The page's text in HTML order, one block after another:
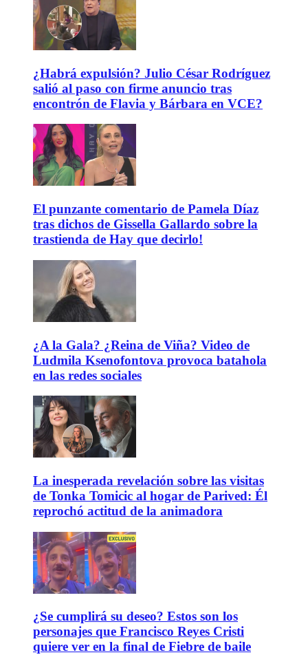
¿Habrá expulsión? Julio César Rodríguez
salió al paso con firme anuncio tras
encontrón de Flavia y Bárbara en VCE?
El punzante comentario de Pamela Díaz
tras dichos de Gissella Gallardo sobre la
trastienda de Hay que decirlo!
¿A la Gala? ¿Reina de Viña? Video de
Ludmila Ksenofontova provoca batahola
en las redes sociales
La inesperada revelación sobre las visitas
de Tonka Tomicic al hogar de Parived: Él
reprochó actitud de la animadora
¿Se cumplirá su deseo? Estos son los
personajes que Francisco Reyes Cristi
quiere ver en la final de Fiebre de baile